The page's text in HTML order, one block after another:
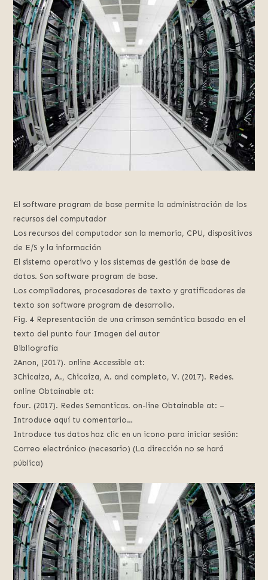
El software program de base permite la administración de los
recursos del computador
Los recursos del computador son la memoria, CPU, dispositivos
de E/S y la información
El sistema operativo y los sistemas de gestión de base de
datos. Son software program de base.
Los compiladores, procesadores de texto y gratificadores de
texto son software program de desarrollo.
Fig. 4 Representación de una crimson semántica basado en el
texto del punto four Imagen del autor
Bibliografía
2Anon, (2017). online Accessible at:
3Chicaiza, A., Chicaiza, A. and completo, V. (2017). Redes.
online Obtainable at:
four. (2017). Redes Semanticas. on-line Obtainable at: –
Introduce aquí tu comentario…
Introduce tus datos haz clic en un icono para iniciar sesión:
Correo electrónico (necesario) (La dirección no se hará
pública)